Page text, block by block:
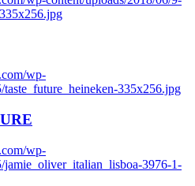
wp-
taste_future_heineken-335x256.jpg
wp-
jamie_oliver_italian_lisboa-3976-1-